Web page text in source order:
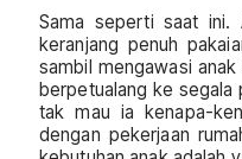
Sama seperti saat ini.
keranjang penuh
sambil mengawasi
berpetualang ke segala
tak mau ia kenapa-
dengan pekerjaan